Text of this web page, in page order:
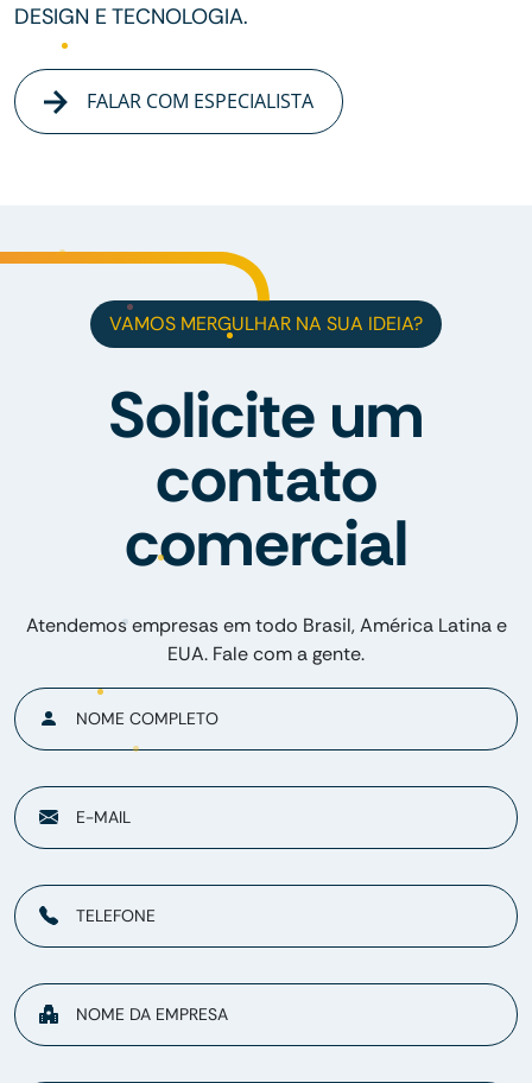
DESIGN E TECNOLOGIA.
FALAR COM ESPECIALISTA
VAMOS MERGULHAR NA SUA IDEIA?
Solicite um
contato
comercial
Atendemos empresas em todo Brasil, América Latina e
EUA. Fale com a gente.
NOME COMPLETO
E-MAIL
TELEFONE
NOME DA EMPRESA